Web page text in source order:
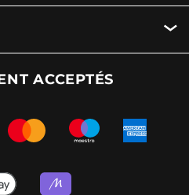
ACCEPTÉS